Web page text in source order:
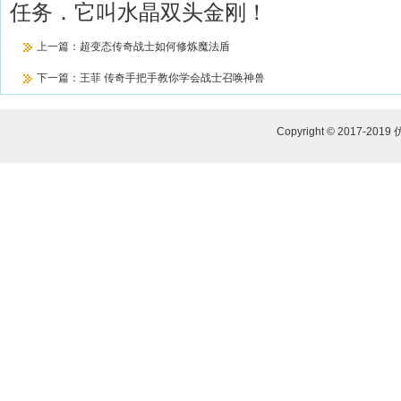
任务．它叫水晶双头金刚！
上一篇： 超变态传奇战士如何修炼魔法盾
下一篇： 王菲 传奇手把手教你学会战士召唤神兽
Copyright © 2017-2019